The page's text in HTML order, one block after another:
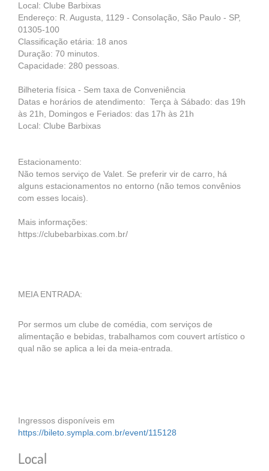
Local: Clube Barbixas
Endereço: R. Augusta, 1129 - Consolação, São Paulo - SP,
01305-100
Classificação etária: 18 anos
Duração: 70 minutos.
Capacidade: 280 pessoas.
Bilheteria física - Sem taxa de Conveniência
Datas e horários de atendimento: Terça à Sábado: das 19h
às 21h, Domingos e Feriados: das 17h às 21h
Local: Clube Barbixas
Estacionamento:
Não temos serviço de Valet. Se preferir vir de carro, há
alguns estacionamentos no entorno (não temos convênios
com esses locais).
Mais informações:
https://clubebarbixas.com.br/
MEIA ENTRADA:
Por sermos um clube de comédia, com serviços de
alimentação e bebidas, trabalhamos com couvert artístico o
qual não se aplica a lei da meia-entrada.
Ingressos disponíveis em
https://bileto.sympla.com.br/event/115128
Local